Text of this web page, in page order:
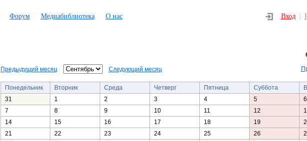
Форум Медиабиблиотека О нас Вход
Предыдущий месяц Следующий месяц
Понедельник Вторник Среда Четверг Пятница Суббота
31
1 2 3 4 5
6
7
8 9 10 11 12
14
15 16 17 18 19
21
22 23 24 25 26